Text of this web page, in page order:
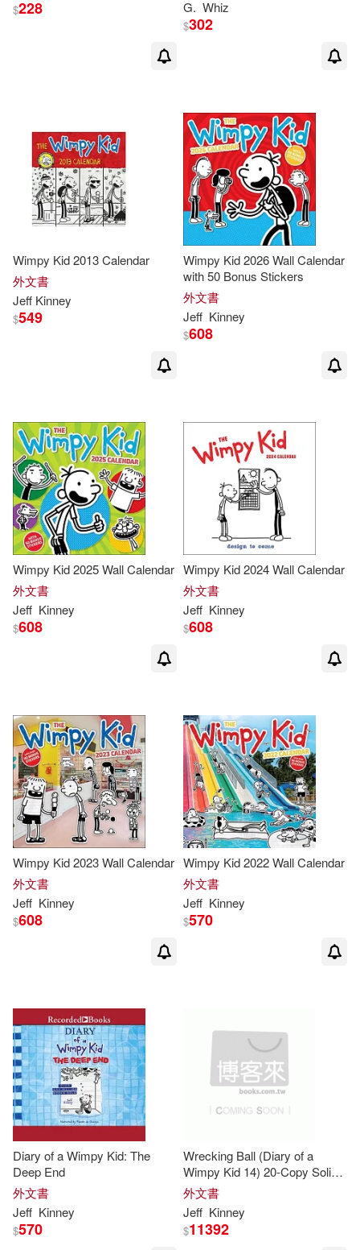
Ramon de Ocampo(1)
Richard H. (EDT)/ Kinney(1)
Whiz(1)
$228
True
G. Whiz
$302
Wimpy Kid 2013 Calendar
外文書
Jeff Kinney
$549
Wimpy Kid 2026 Wall Calendar
with 50 Bonus Stickers
外文書
Jeff Kinney
$608
Wimpy Kid 2025 Wall Calendar
外文書
Jeff Kinney
$608
Wimpy Kid 2024 Wall Calendar
外文書
Jeff Kinney
$608
Wimpy Kid 2023 Wall Calendar
外文書
Jeff Kinney
$608
Wimpy Kid 2022 Wall Calendar
外文書
Jeff Kinney
$570
Diary of a Wimpy Kid: The
Deep End
外文書
Jeff Kinney
$570
Wrecking Ball (Diary of a
Wimpy Kid 14) 20-Copy Solid
Floor Display
外文書
Jeff Kinney
$11392